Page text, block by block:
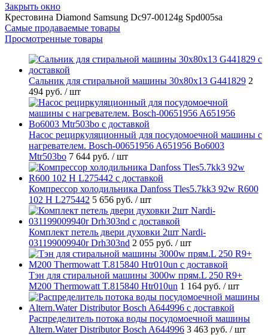
Закрыть окно
Крестовина Diamond Samsung Dc97-00124g Spd005sa
Самые продаваемые товары
Просмотренные товары
Cальник для стиральной машины 30x80x13 G441829 2
494 руб. / шт
Насос рециркуляционный для посудомоечной машины с
нагревателем. Bosch-00651956 A651956 Bo6003
Mtr503bo 7 644 руб. / шт
Компрессор холодильника Danfoss Tles5.7kk3 92w R600
102 H L275442 5 656 руб. / шт
Комплект петель двери духовки 2шт Nardi-
031199009940r Drh303nd 2 055 руб. / шт
Тэн для стиральной машины 3000w прям.L 250 R9+
M200 Thermowatt T.815840 Htr010un 1 164 руб. / шт
Распределитель потока воды посудомоечной машины
Altern.Water Distributor Bosch A644996 3 463 руб. / шт